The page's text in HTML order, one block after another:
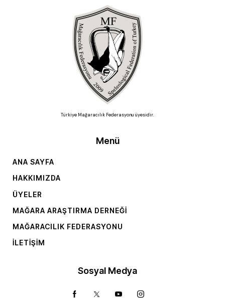
Türkiye Mağaracılık Federasyonu üyesidir.
Menü
ANA SAYFA
HAKKIMIZDA
ÜYELER
MAĞARA ARAŞTIRMA DERNEĞI
MAĞARACILIK FEDERASYONU
İLETIŞIM
Sosyal Medya